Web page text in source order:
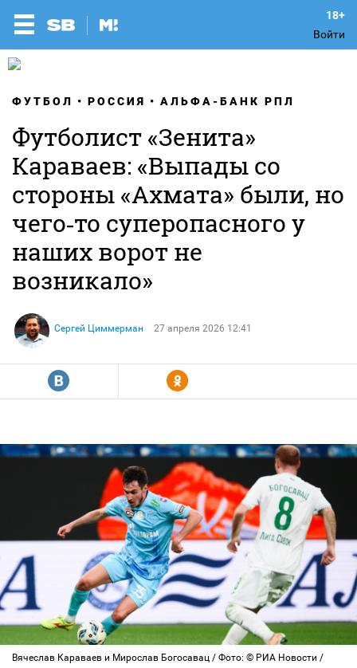
Войти
ФУТБОЛ РОССИЯ АЛЬФА-БАНК РПЛ
Футболист «Зенита»
Караваев: «Выпады со
стороны «Ахмата» были, но
чего‑то суперопасного у
наших ворот не
возникало»
Сергей Циммерман 27 апреля 2026 12:41
R Y
Вячеслав Караваев и Мирослав Богосавац / Фото: © РИА Новости /